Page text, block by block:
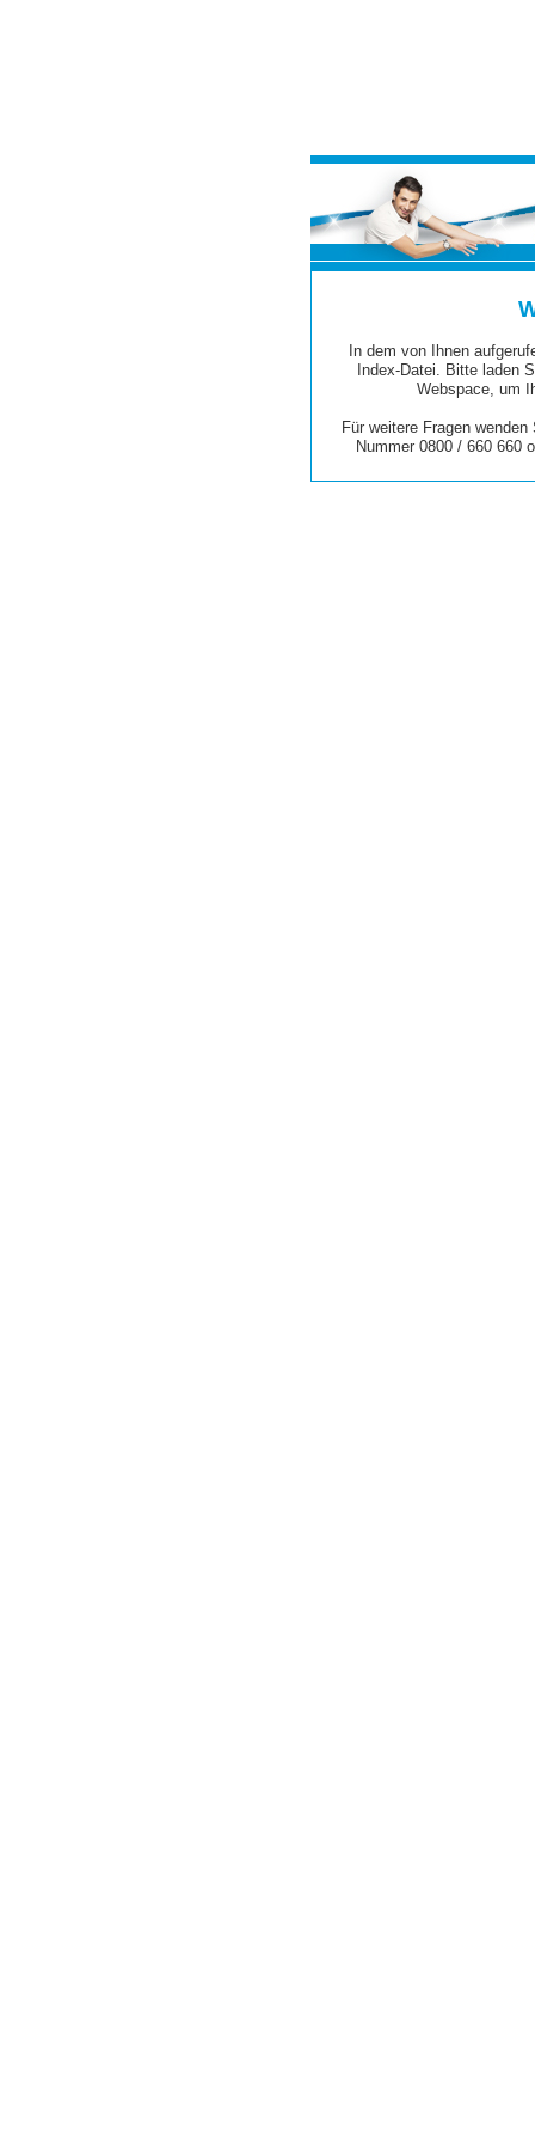
In dem von Ihnen
Index-Datei. Bitte laden
Webspace, um
Für weitere Fragen
Nummer 0800 / 660 660